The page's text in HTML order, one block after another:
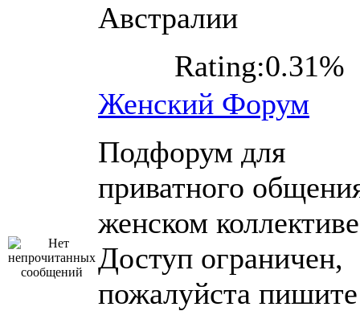
Австралии
Rating:0.31%
Женский Форум
Подфорум для
приватного
женском
Доступ ограничен,
пожалуйста пишите